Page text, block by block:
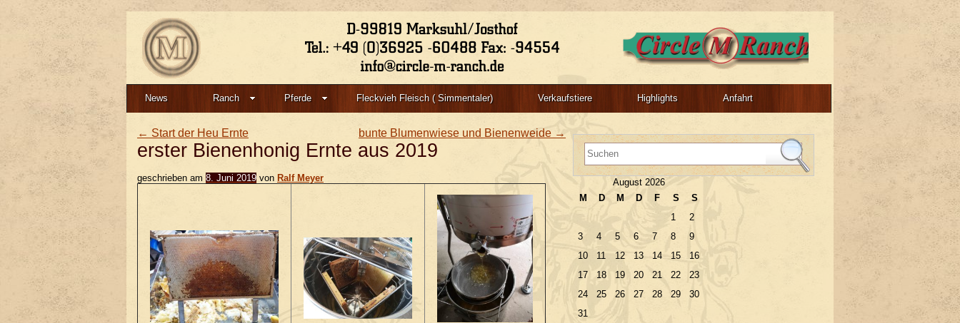
Main menu
News Ranch Pferde Fleckvieh Fleisch ( Simmentaler) Verkaufstiere Highlights Anfahrt
Post navigation
← Start der Heu Ernte bunte Blumenwiese und Bienenweide →
erster Bienenhonig Ernte aus 2019
geschrieben am 8. Juni 2019 von Ralf Meyer
Post navigation
August 2026
M
D M D F S
S
1
2
3
4 5 6 7 8
9
10
11 12 13 14 15
16
17
18 19 20 21 22
23
24
25 26 27 28 29
30
31